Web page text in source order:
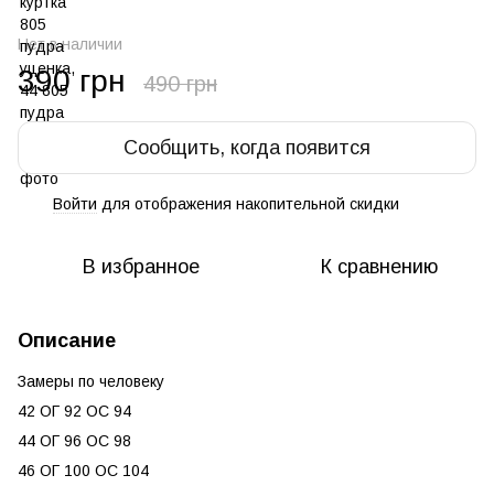
Нет в наличии
390 грн 490 грн
Сообщить, когда появится
Войти для отображения накопительной скидки
В избранное К сравнению
Описание
Замеры по человеку
42 ОГ 92 ОС 94
44 ОГ 96 ОС 98
46 ОГ 100 ОС 104